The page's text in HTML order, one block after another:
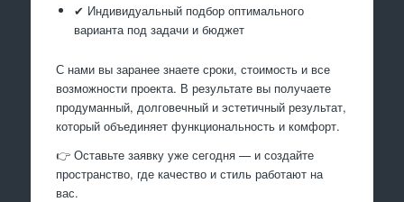
✔ Индивидуальный подбор оптимального
варианта под задачи и бюджет
С нами вы заранее знаете сроки, стоимость и все
возможности проекта. В результате вы получаете
продуманный, долговечный и эстетичный результат,
который объединяет функциональность и комфорт.
👉 Оставьте заявку уже сегодня — и создайте
пространство, где качество и стиль работают на
вас.